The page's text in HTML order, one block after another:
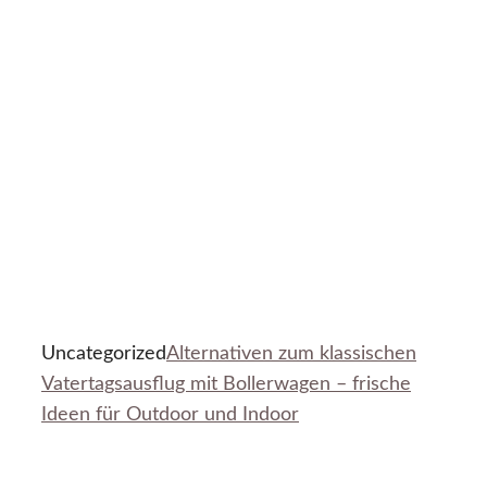
UncategorizedAlternativen zum klassischen
Vatertagsausflug mit Bollerwagen – frische
Ideen für Outdoor und Indoor